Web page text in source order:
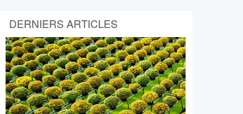
DERNIERS ARTICLES